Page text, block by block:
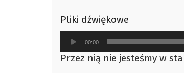
Pliki dźwiękowe
Odtwarzacz
plików
dźwiękowych
00:00
Przez nią nie jesteśmy w